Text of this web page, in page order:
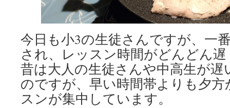
今日も小3の生徒さんですが、一
され、レッスン時間がどんどん
昔は大人の生徒さんや中高生が
のですが、早い時間帯よりも夕
スンが集中しています。